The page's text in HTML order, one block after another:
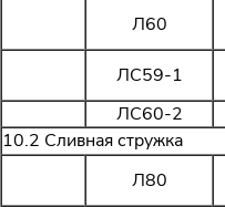
Л60
ЛС59-1
ЛС60-2
10.2 Сливная стружка
Л80